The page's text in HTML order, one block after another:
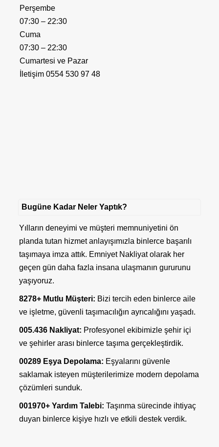
Perşembe
07:30 – 22:30
Cuma
07:30 – 22:30
Cumartesi ve Pazar
İletişim 0554 530 97 48
Bugüne Kadar Neler Yaptık?
Yılların deneyimi ve müşteri memnuniyetini ön
planda tutan hizmet anlayışımızla binlerce başarılı
taşımaya imza attık. Emniyet Nakliyatolarak her
geçen gün daha fazla insana ulaşmanın gururunu
yaşıyoruz.
8278+ Mutlu Müşteri: Bizi tercih eden binlerce aile
ve işletme, güvenli taşımacılığın ayrıcalığını yaşadı.
005.436 Nakliyat: Profesyonel ekibimizle şehir içi
ve şehirler arası binlerce taşıma gerçekleştirdik.
00289 Eşya Depolama: Eşyalarını güvenle
saklamak isteyen müşterilerimize modern depolama
çözümleri sunduk.
001970+ Yardım Talebi: Taşınma sürecinde ihtiyaç
duyan binlerce kişiye hızlı ve etkili destek verdik.